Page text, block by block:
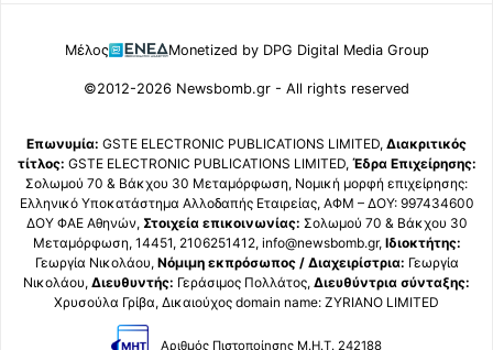
Μέλος Monetized by DPG Digital Media Group
©2012-2026 Newsbomb.gr - All rights reserved
Επωνυμία: GSTE ELECTRONIC PUBLICATIONS LIMITED, Διακριτικός
τίτλος: GSTE ELECTRONIC PUBLICATIONS LIMITED, Έδρα Επιχείρησης:
Σολωμού 70 & Βάκχου 30 Μεταμόρφωση, Νομική μορφή επιχείρησης:
Ελληνικό Υποκατάστημα Αλλοδαπής Εταιρείας, ΑΦΜ – ΔΟΥ: 997434600
ΔΟΥ ΦΑΕ Αθηνών, Στοιχεία επικοινωνίας: Σολωμού 70 & Βάκχου 30
Μεταμόρφωση, 14451, 2106251412, info@newsbomb.gr, Ιδιοκτήτης:
Γεωργία Νικολάου, Νόμιμη εκπρόσωπος / Διαχειρίστρια: Γεωργία
Νικολάου, Διευθυντής: Γεράσιμος Πολλάτος, Διευθύντρια σύνταξης:
Χρυσούλα Γρίβα, Δικαιούχος domain name: ZYRIANO LIMITED
Αριθμός Πιστοποίησης Μ.Η.Τ. 242188